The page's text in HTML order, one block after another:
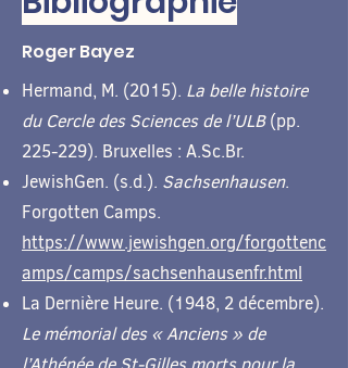
Roger Bayez
Hermand, M. (2015). La belle histoire
du Cercle des Sciences de l’ULB(pp.
225-229). Bruxelles : A.Sc.Br.
JewishGen. (s.d.). Sachsenhausen.
Forgotten Camps.
https://www.jewishgen.org/forgottenc
amps/camps/sachsenhausenfr.html
La Dernière Heure. (1948, 2 décembre).
Le mémorial des « Anciens » de